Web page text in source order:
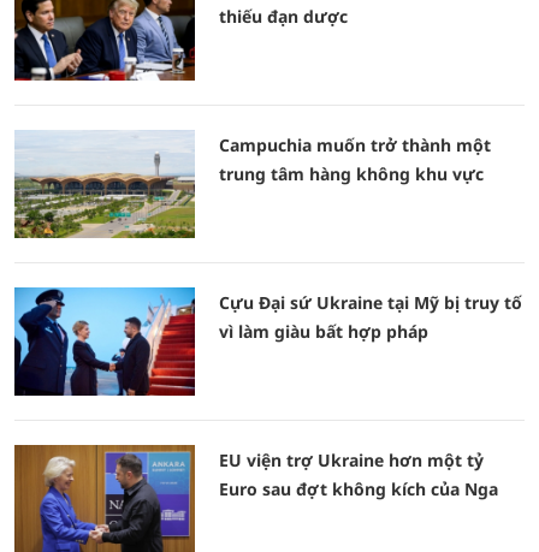
thiếu đạn dược
Campuchia muốn trở thành một
trung tâm hàng không khu vực
Cựu Đại sứ Ukraine tại Mỹ bị truy tố
vì làm giàu bất hợp pháp
EU viện trợ Ukraine hơn một tỷ
Euro sau đợt không kích của Nga